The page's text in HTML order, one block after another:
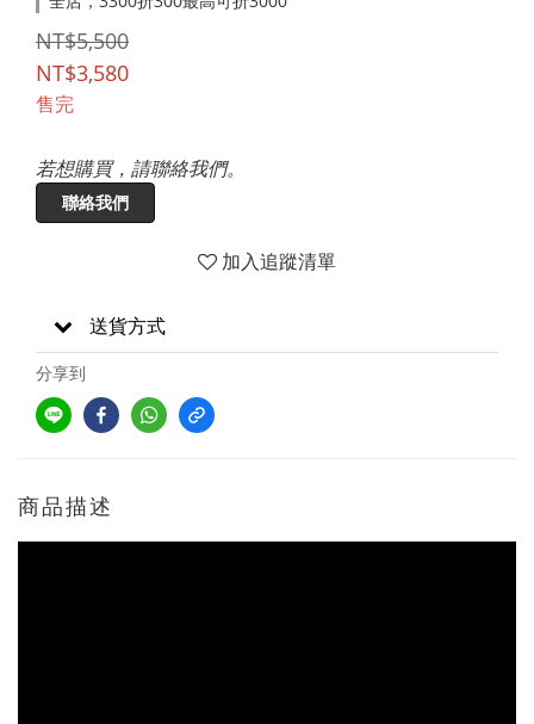
NT$5,500
NT$3,580
售完
若想購買，請聯絡我們。
聯絡我們
加入追蹤清單
送貨方式
分享到
商品描述